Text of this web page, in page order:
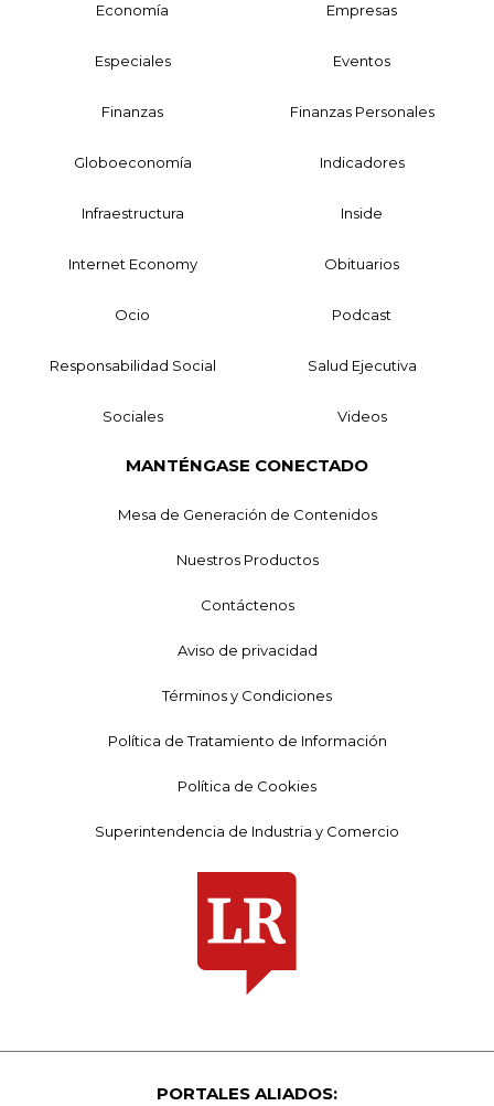
Economía Empresas
Especiales Eventos
Finanzas Finanzas Personales
Globoeconomía Indicadores
Infraestructura Inside
Internet Economy Obituarios
Ocio Podcast
Responsabilidad Social Salud Ejecutiva
Sociales Videos
MANTÉNGASE CONECTADO
Mesa de Generación de Contenidos
Nuestros Productos
Contáctenos
Aviso de privacidad
Términos y Condiciones
Política de Tratamiento de Información
Política de Cookies
Superintendencia de Industria y Comercio
PORTALES ALIADOS: